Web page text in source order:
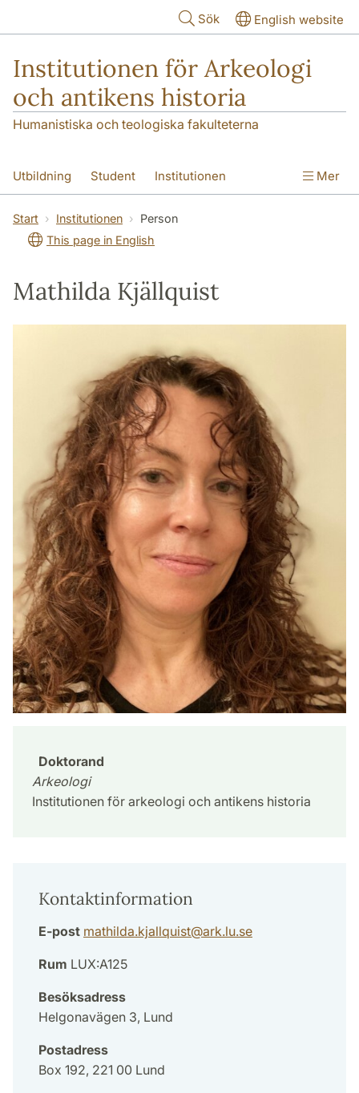
Sök English website
Institutionen för Arkeologi
och antikens historia
Humanistiska och teologiska fakulteterna
Utbildning Student Institutionen
Forskning Kontakt
Mer
Start Institutionen
Person
This page in English
Mathilda Kjällquist
Doktorand
Arkeologi
Institutionen för arkeologi och antikens historia
Kontaktinformation
E-post mathilda.kjallquist@ark.lu.se
Rum LUX:A125
Besöksadress
Helgonavägen 3, Lund
Postadress
Box 192, 221 00 Lund